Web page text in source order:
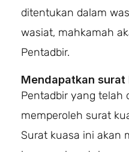
ditentukan dalam
wasiat, mahkamah
Pentadbir.
Mendapatkan surat
Pentadbir yang telah
memperoleh surat
Surat kuasa ini akan